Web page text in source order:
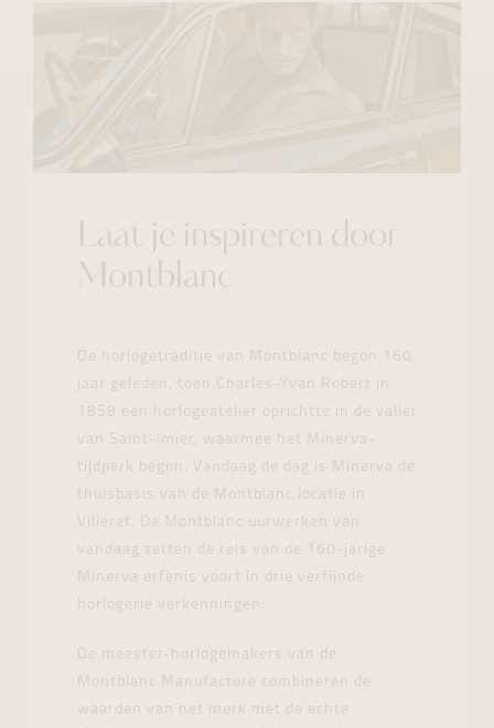
Laat je inspireren door
Montblanc
De horlogetraditie van Montblanc begon 160
jaar geleden, toen Charles-Yvan Robert in
1858 een horlogeatelier oprichtte in de vallei
van Saint-Imier, waarmee het Minerva-
tijdperk begon. Vandaag de dag is Minerva de
thuisbasis van de Montblanc locatie in
Villeret. De Montblanc uurwerken van
vandaag zetten de reis van de 160-jarige
Minerva erfenis voort in drie verfijnde
horlogerie verkenningen:
De meester-horlogemakers van de
Montblanc Manufacture combineren de
waarden van het merk met de echte